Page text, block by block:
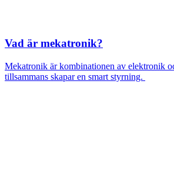
Vad är mekatronik?
Mekatronik är kombinationen av elektronik
tillsammans skapar en smart styrning.